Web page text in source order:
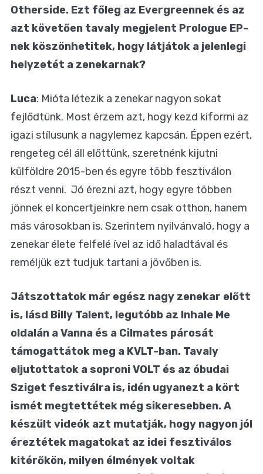
Otherside. Ezt főleg az Evergreennek és az
azt követően tavaly megjelent Prologue EP-
nek köszönhetitek, hogy látjátok a jelenlegi
helyzetét a zenekarnak?
Luca: Mióta létezik a zenekar nagyon sokat
fejlődtünk. Most érzem azt, hogy kezd kiforrni az
igazi stílusunk a nagylemez kapcsán. Éppen ezért,
rengeteg cél áll előttünk, szeretnénk kijutni
külföldre 2015-ben és egyre több fesztiválon
részt venni. Jó érezni azt, hogy egyre többen
jönnek el koncertjeinkre nem csak otthon, hanem
más városokban is. Szerintem nyilvánvaló, hogy a
zenekar élete felfelé ível az idő haladtával és
reméljük ezt tudjuk tartani a jövőben is.
Játszottatok már egész nagy zenekar előtt
is, lásd Billy Talent, legutóbb az Inhale Me
oldalán a Vanna és a Cilmates párosát
támogattátok meg a KVLT-ban. Tavaly
eljutottatok a soproni VOLT és az óbudai
Sziget fesztiválra is, idén ugyanezt a kört
ismét megtettétek még sikeresebben. A
készült videók azt mutatják, hogy nagyon jól
éreztétek magatokat az idei fesztiválos
kitérőkön, milyen élmények voltak